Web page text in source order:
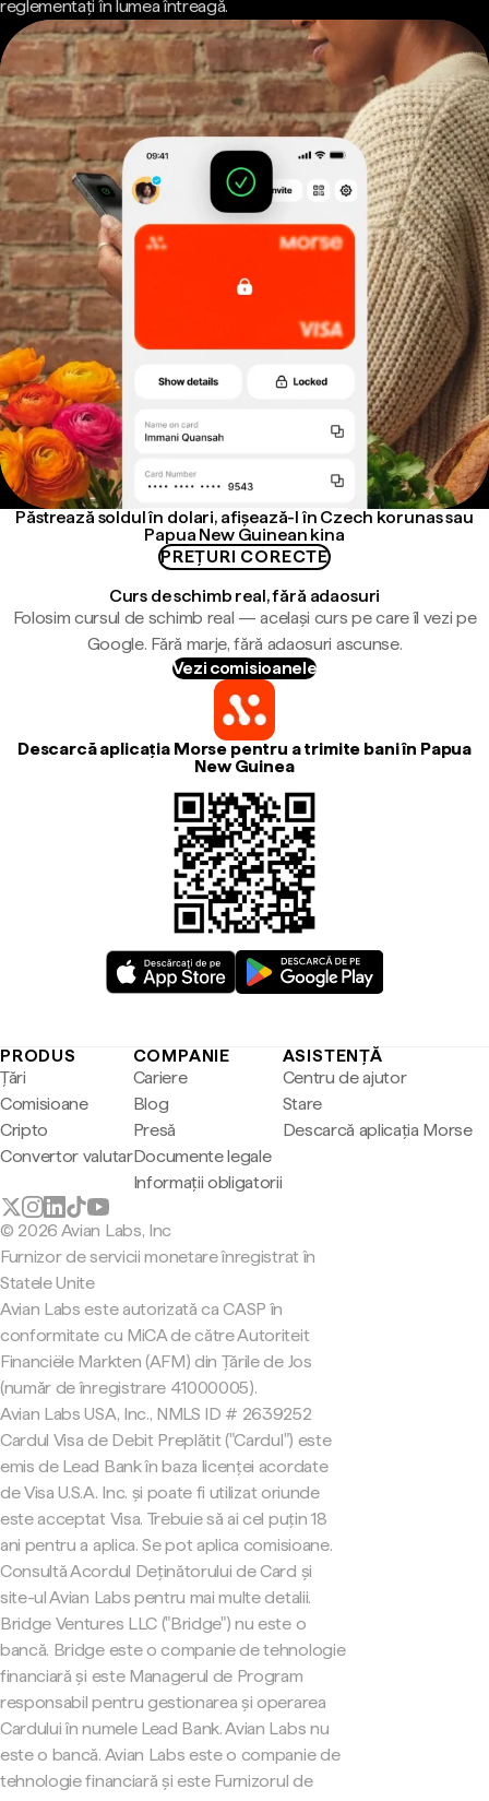
reglementați în lumea întreagă.
Păstrează soldul în dolari, afișează-l în Czech korunas sau
Papua New Guinean kina
PREȚURI CORECTE
Curs de schimb real, fără adaosuri
Folosim cursul de schimb real — același curs pe care îl vezi pe
Google. Fără marje, fără adaosuri ascunse.
Vezi comisioanele
Descarcă aplicația Morse pentru a trimite bani în Papua
New Guinea
PRODUS
Țări
Comisioane
Cripto
Convertor valutar
COMPANIE
Cariere
Blog
Presă
Documente legale
Informații obligatorii
ASISTENȚĂ
Centru de ajutor
Stare
Descarcă aplicația Morse
© 2026 Avian Labs, Inc
Furnizor de servicii monetare înregistrat în
Statele Unite
Avian Labs este autorizată ca CASP în
conformitate cu MiCA de către Autoriteit
Financiële Markten (AFM) din Țările de Jos
(număr de înregistrare 41000005).
Avian Labs USA, Inc., NMLS ID # 2639252
Cardul Visa de Debit Preplătit ("Cardul") este
emis de Lead Bank în baza licenței acordate
de Visa U.S.A. Inc. și poate fi utilizat oriunde
este acceptat Visa. Trebuie să ai cel puțin 18
ani pentru a aplica. Se pot aplica comisioane.
Consultă Acordul Deținătorului de Card și
site-ul Avian Labs pentru mai multe detalii.
Bridge Ventures LLC ("Bridge") nu este o
bancă. Bridge este o companie de tehnologie
financiară și este Managerul de Program
responsabil pentru gestionarea și operarea
Cardului în numele Lead Bank. Avian Labs nu
este o bancă. Avian Labs este o companie de
tehnologie financiară și este Furnizorul de